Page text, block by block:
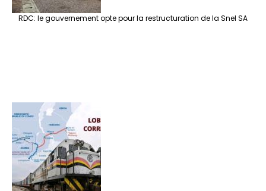
RDC: le gouvernement opte pour la restructuration de la Snel SA